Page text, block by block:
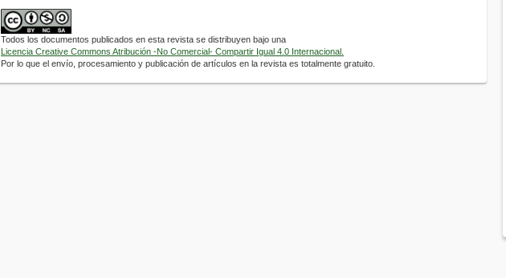
Todos los documentos publicados en esta revista se distribuyen bajo una
Licencia Creative Commons Atribución -No Comercial- Compartir Igual 4.0 Internacional.
Por lo que el envío, procesamiento y publicación de artículos en la revista es totalmente gratuito.